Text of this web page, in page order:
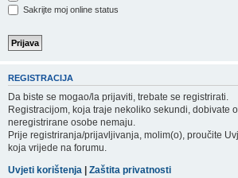
Sakrijte moj online status
REGISTRACIJA
Da biste se mogao/la prijaviti, trebate se registrirati.
Registracijom, koja traje nekoliko sekundi, dobivate
neregistrirane osobe nemaju.
Prije registriranja/prijavljivanja, molim(o), proučite
koja vrijede na forumu.
Uvjeti korištenja | Zaštita privatnosti